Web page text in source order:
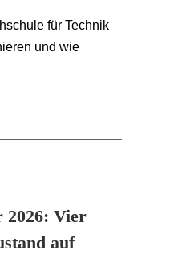
für Technik
und wie
2026: Vier
auf